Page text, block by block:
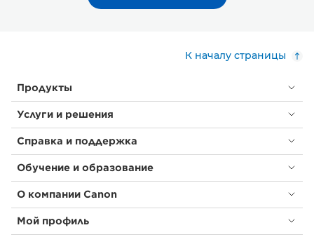
К началу страницы
Продукты
Услуги и решения
Справка и поддержка
Обучение и образование
О компании Canon
Мой профиль